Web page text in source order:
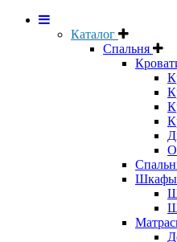
Каталог
Спальня
Шкафы